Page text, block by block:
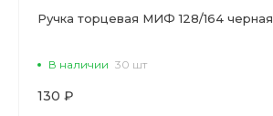
Ручка торцевая МИФ 128/164 черная
В наличии 30 шт
130 ₽